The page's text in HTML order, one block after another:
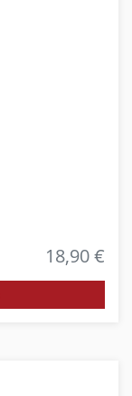
18,90 €